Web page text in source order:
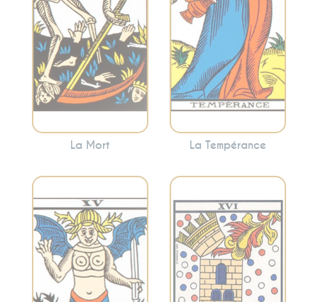
souvent des
changements
significatifs, mais
nécessaires.
La Mort
milieu et à
harmoniser les
différentes
facettes de votre
vie.
La Tempérance
Symbolise les
désirs, les
tentations et les
attachements.
Cette carte peut
Représente la
destruction des
anciennes
structures, les
révélations
soudaines et la